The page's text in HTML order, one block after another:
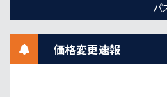
パ
価格変更速報